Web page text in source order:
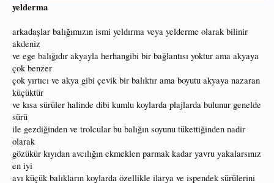
yelderma
arkadaşlar balığımızın ismi yeldırma veya yelderme olarak bilinir
akdeniz
ve ege balığıdır akyayla herhangibi bir bağlantısı yoktur ama akyaya
çok benzer
çok yırtıcı ve akya gibi çevik bir balıktır ama boyutu akyaya nazaran
küçüktür
ve kısa sürüler halinde dibi kumlu koylarda plajlarda bulunur genelde
sürü
ile gezdiğinden ve trolcular bu balığın soyunu tükettiğinden nadir
olarak
gözükür kıyıdan avcılığın ekmeklen parmak kadar yavru yakalarsınız
en iyi
avı küçük balıkların koylarda özellikle ilarya ve ispendek sürülerini